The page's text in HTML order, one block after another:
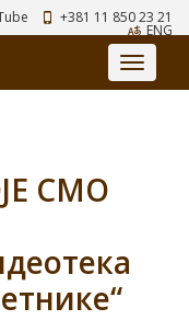
+381 11 850 23 21
ENG
СМО